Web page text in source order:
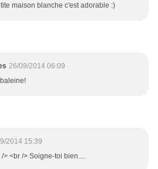
maison blanche c'est adorable :)
26/09/2014 06:09
2014 15:39
> <br /> Soigne-toi bien....